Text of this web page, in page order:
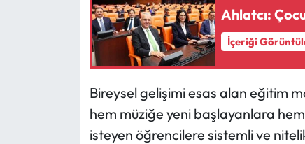
Ahlatcı:
İçeriği
Bireysel gelişimi esas alan eğitim
hem müziğe yeni başlayanlara
isteyen öğrencilere sistemli ve
Ortaköy Haberleri
Osmancık Haberleri
Resmi İlan